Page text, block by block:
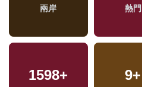
兩岸 熱門
1598+ 9+